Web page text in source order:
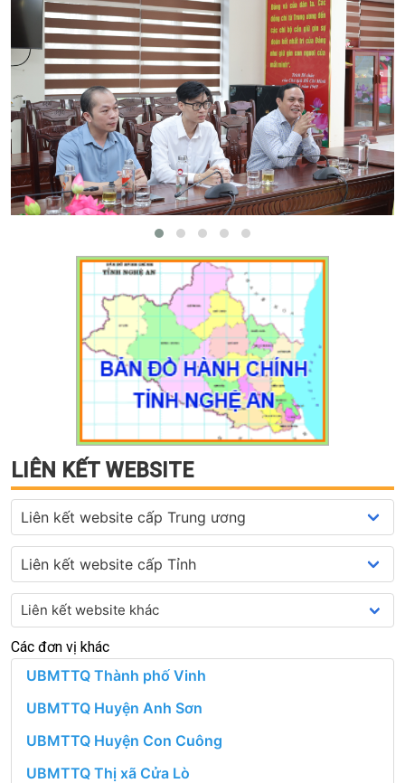
LIÊN KẾT WEBSITE
Các đơn vị khác